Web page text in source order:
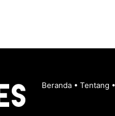
Beranda • Tentang •